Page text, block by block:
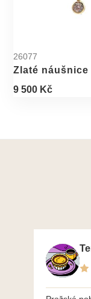
26077
Zlaté
9 500 Kč